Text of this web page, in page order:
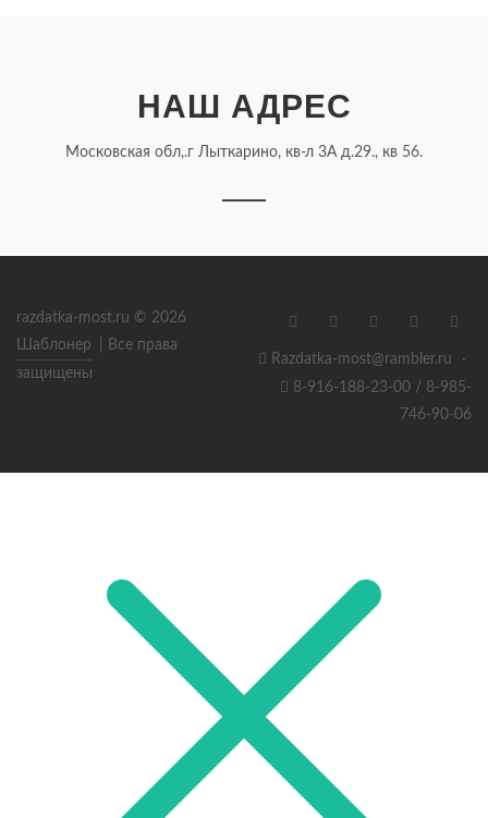
НАШ АДРЕС
Московская обл,.г Лыткарино, кв-л 3А д.29., кв 56.
razdatka-most.ru © 2026
Шаблонер
| Все права
защищены
Razdatka-most@rambler.ru
·
8-916-188-23-00 / 8-985-
746-90-06